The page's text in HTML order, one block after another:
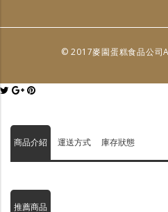
© 2017麥園蛋糕食品公
商品介紹 運送方式 庫存狀態
推薦商品